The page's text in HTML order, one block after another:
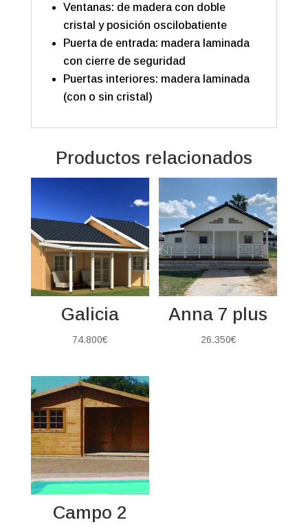
Ventanas: de madera con doble
cristal y posición oscilobatiente
Puerta de entrada: madera laminada
con cierre de seguridad
Puertas interiores: madera laminada
(con o sin cristal)
Productos relacionados
Galicia
74.800€
Anna 7 plus
26.350€
Campo 2